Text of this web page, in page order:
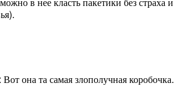
она та самая злополучная коробочка.